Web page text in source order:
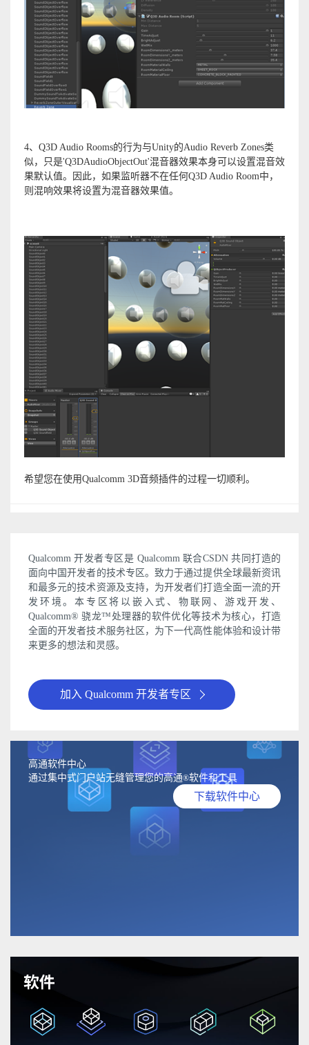
4、Q3D Audio Rooms的行为与Unity的Audio Reverb Zones类
似，只是'Q3DAudioObjectOut'混音器效果本身可以设置混音效
果默认值。因此，如果监听器不在任何Q3D Audio Room中，
则混响效果将设置为混音器效果值。
希望您在使用Qualcomm 3D音频插件的过程一切顺利。
Qualcomm 开发者专区是 Qualcomm 联合CSDN 共同打造的
面向中国开发者的技术专区。致力于通过提供全球最新资讯
和最多元的技术资源及支持，为开发者们打造全面一流的开
发环境。本专区将以嵌入式、物联网、游戏开发、
Qualcomm® 骁龙™处理器的软件优化等技术为核心，打造
全面的开发者技术服务社区，为下一代高性能体验和设计带
来更多的想法和灵感。
加入 Qualcomm 开发者专区
高通软件中心
通过集中式门户站无缝管理您的高通®软件和工具
下载软件中心